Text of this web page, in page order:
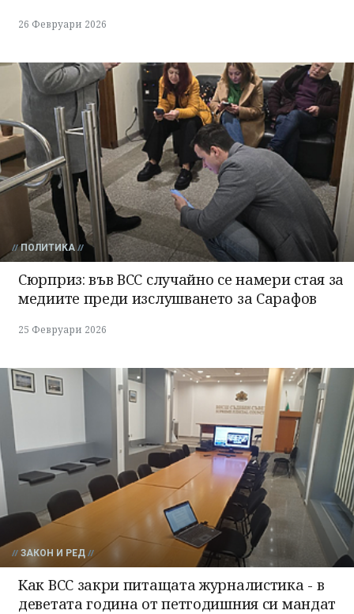
26 Февруари 2026
ПОЛИТИКА
Сюрприз: във ВСС случайно се намери стая за
медиите преди изслушването за Сарафов
25 Февруари 2026
ЗАКОН И РЕД
Как ВСС закри питащата журналистика - в
деветата година от петгодишния си мандат